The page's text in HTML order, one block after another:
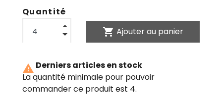
Quantité
shopping_cart Ajouter au panier
 Derniers articles en stock
La quantité minimale pour pouvoir
commander ce produit est 4.